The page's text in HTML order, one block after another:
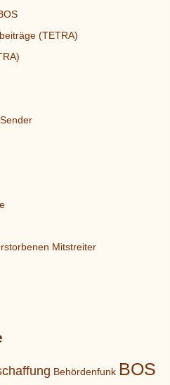
(TETRA)
Mitstreiter
Behördenfunk BOS